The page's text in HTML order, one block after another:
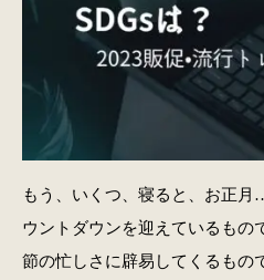
もう、いくつ、寝ると、お正
ウントダウンを迎えているもの
節の忙しさに辟易してくるもの